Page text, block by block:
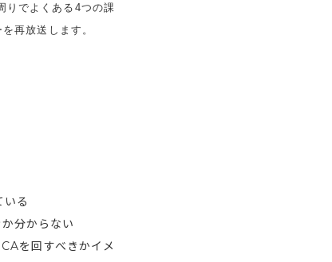
りでよくある4つの課
再放送します。
る
分からない
を回すべきかイメ